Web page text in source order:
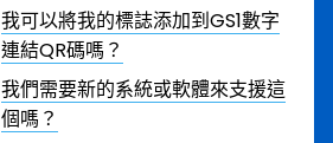
我可以將我的標誌添加到GS1數字
連結QR碼嗎？
我們需要新的系統或軟體來支援這
個嗎？